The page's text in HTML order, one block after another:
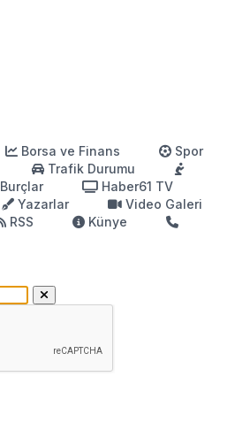
Borsa ve Finans
Spor
Trafik Durumu
Burçlar
Haber61 TV
Yazarlar
Video Galeri
RSS
Künye